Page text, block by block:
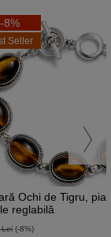
-8%
Seller
Ochi de Tigru,
reglabilă
Lei (-8%)